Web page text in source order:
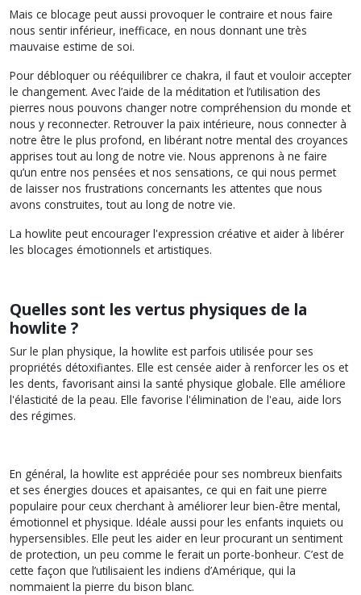
Mais ce blocage peut aussi provoquer le contraire et nous faire
nous sentir inférieur, inefficace, en nous donnant une très
mauvaise estime de soi.
Pour débloquer ou rééquilibrer ce chakra, il faut et vouloir accepter
le changement. Avec l’aide de la méditation et l’utilisation des
pierres nous pouvons changer notre compréhension du monde et
nous y reconnecter. Retrouver la paix intérieure, nous connecter à
notre être le plus profond, en libérant notre mental des croyances
apprises tout au long de notre vie. Nous apprenons à ne faire
qu’un entre nos pensées et nos sensations, ce qui nous permet
de laisser nos frustrations concernants les attentes que nous
avons construites, tout au long de notre vie.
La howlite peut encourager l'expression créative et aider à libérer
les blocages émotionnels et artistiques.
Quelles sont les vertus physiques de la
howlite ?
Sur le plan physique, la howlite est parfois utilisée pour ses
propriétés détoxifiantes. Elle est censée aider à renforcer les os et
les dents, favorisant ainsi la santé physique globale. Elle améliore
l'élasticité de la peau. Elle favorise l'élimination de l'eau, aide lors
des régimes.
En général, la howlite est appréciée pour ses nombreux bienfaits
et ses énergies douces et apaisantes, ce qui en fait une pierre
populaire pour ceux cherchant à améliorer leur bien-être mental,
émotionnel et physique. Idéale aussi pour les enfants inquiets ou
hypersensibles. Elle peut les aider en leur procurant un sentiment
de protection, un peu comme le ferait un porte-bonheur. C’est de
cette façon que l’utilisaient les indiens d’Amérique, qui la
nommaient la pierre du bison blanc.